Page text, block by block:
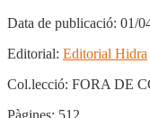
Data de publicació: 01/
Editorial: Editorial Hidra
Col.lecció: FORA DE